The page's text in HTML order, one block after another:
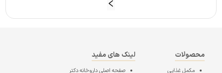
محصولات
مکمل غذایی
لینک های مفید
صفحه اصلیداروخانه دکتر